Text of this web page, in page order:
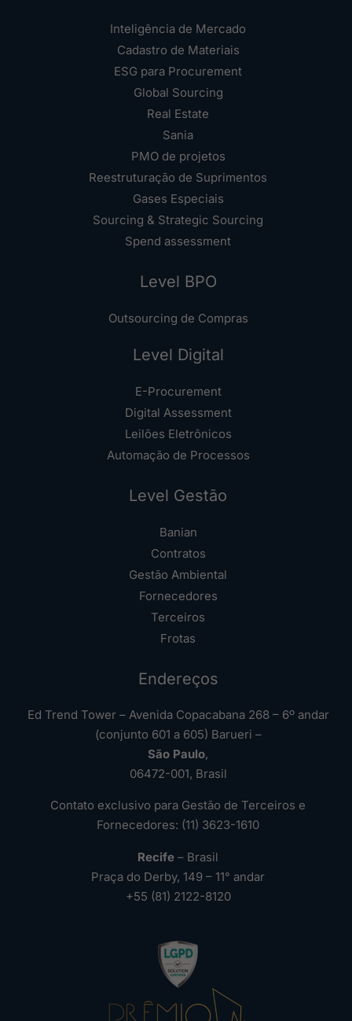
Inteligência de Mercado
Cadastro de Materiais
ESG para Procurement
Global Sourcing
Real Estate
Sania
PMO de projetos
Reestruturação de Suprimentos
Gases Especiais
Sourcing & Strategic Sourcing
Spend assessment
Level BPO
Outsourcing de Compras
Level Digital
E-Procurement
Digital Assessment
Leilões Eletrônicos
Automação de Processos
Level Gestão
Banian
Contratos
Gestão Ambiental
Fornecedores
Terceiros
Frotas
Endereços
Ed Trend Tower – Avenida Copacabana 268 – 6º andar
(conjunto 601 a 605) Barueri –
São Paulo,
06472-001, Brasil
Contato exclusivo para Gestão de Terceiros e
Fornecedores: (11) 3623-1610
Recife – Brasil
Praça do Derby, 149 – 11° andar
+55 (81) 2122-8120